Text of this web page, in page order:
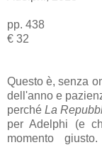
pp. 438
€ 32
Questo è, senza
dell'anno e
perchéLa
per Adelphi (e
momento